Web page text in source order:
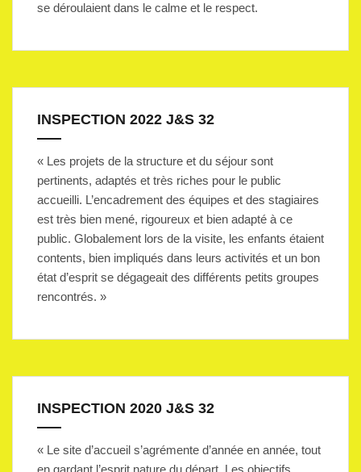
se déroulaient dans le calme et le respect.
INSPECTION 2022 J&S 32
« Les projets de la structure et du séjour sont
pertinents, adaptés et très riches pour le public
accueilli. L’encadrement des équipes et des stagiaires
est très bien mené, rigoureux et bien adapté à ce
public. Globalement lors de la visite, les enfants étaient
contents, bien impliqués dans leurs activités et un bon
état d’esprit se dégageait des différents petits groupes
rencontrés. »
INSPECTION 2020 J&S 32
« Le site d’accueil s’agrémente d’année en année, tout
en gardant l’esprit nature du départ. Les objectifs